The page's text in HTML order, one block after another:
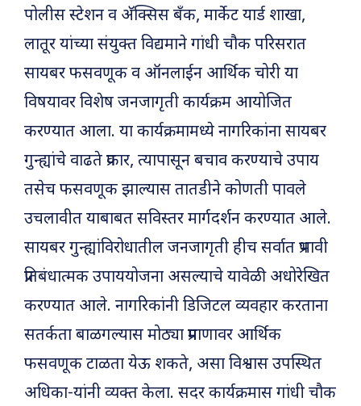
पोलीस स्टेशन व अ‍ॅक्सिस बँक, मार्केट यार्ड शाखा,
लातूर यांच्या संयुक्त विद्यमाने गांधी चौक परिसरात
सायबर फसवणूक व ऑनलाईन आर्थिक चोरी या
विषयावर विशेष जनजागृती कार्यक्रम आयोजित
करण्यात आला. या कार्यक्रमामध्ये नागरिकांना सायबर
गुन्ह्यांचे वाढते प्रकार, त्यापासून बचाव करण्याचे उपाय
तसेच फसवणूक झाल्यास तातडीने कोणती पावले
उचलावीत याबाबत सविस्तर मार्गदर्शन करण्यात आले.
सायबर गुन्ह्यांविरोधातील जनजागृती हीच सर्वात प्रभावी
प्रतिबंधात्मक उपाययोजना असल्याचे यावेळी अधोरेखित
करण्यात आले. नागरिकांनी डिजिटल व्यवहार करताना
सतर्कता बाळगल्यास मोठ्या प्रमाणावर आर्थिक
फसवणूक टाळता येऊ शकते, असा विश्वास उपस्थित
अधिका-यांनी व्यक्त केला. सदर कार्यक्रमास गांधी चौक